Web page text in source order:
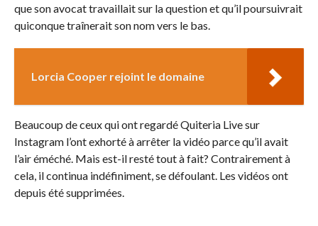
que son avocat travaillait sur la question et qu’il poursuivrait
quiconque traînerait son nom vers le bas.
Lorcia Cooper rejoint le domaine
Beaucoup de ceux qui ont regardé Quiteria Live sur
Instagram l’ont exhorté à arrêter la vidéo parce qu’il avait
l’air éméché. Mais est-il resté tout à fait? Contrairement à
cela, il continua indéfiniment, se défoulant. Les vidéos ont
depuis été supprimées.